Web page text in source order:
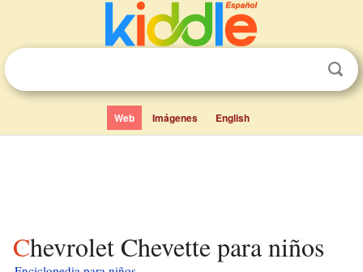
Web Imágenes English
Chevrolet Chevette para niños